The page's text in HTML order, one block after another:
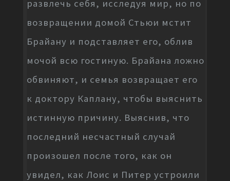
развлечь себя, исследуя мир, но по
возвращении домой Стьюи мстит
Брайану и подставляет его, облив
мочой всю гостиную. Брайана ложно
обвиняют, и семья возвращает его
к доктору Каплану, чтобы выяснить
истинную причину. Выяснив, что
последний несчастный случай
произошел после того, как он
увидел, как Лоис и Питер устроили